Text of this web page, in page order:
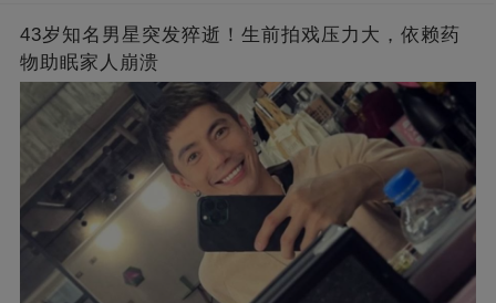
43岁知名男星突发猝逝！生前拍戏压力大，依赖药
物助眠家人崩溃